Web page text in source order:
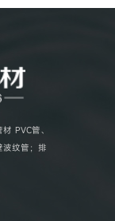
PVC管、
波纹管；排